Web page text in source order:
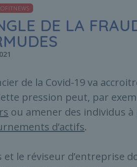
DE LA
de la Covid-19 va
pression peut, par
ou amener des individus
d’actifs.
et le réviseur d’entreprise